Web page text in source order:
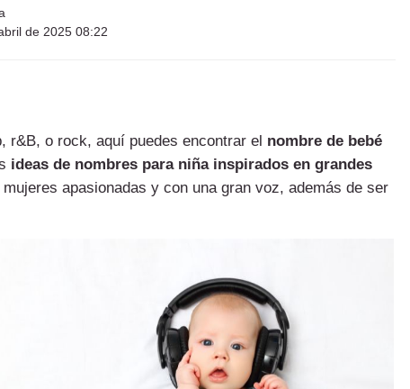
de 2025 08:22
r&B, o rock, aquí puedes encontrar el nombre de bebé
ideas de nombres para niña inspirados en grandes
apasionadas y con una gran voz, además de ser